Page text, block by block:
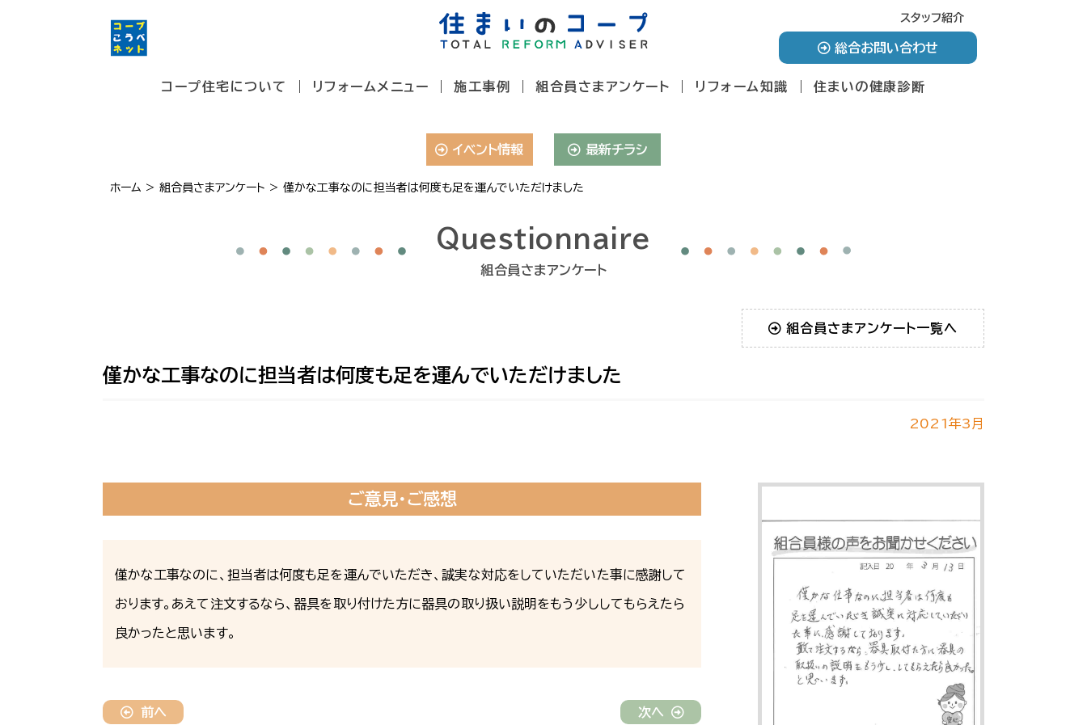
スタッフ紹介
総合お問い合わせ
コープ住宅について リフォームメニュー 施工事例 組合員さまアンケート リフォーム知識 住まいの健康診断
イベント情報 最新チラシ
ホーム > 組合員さまアンケート > 僅かな工事なのに担当者は何度も足を運んでいただけました
Questionnaire
組合員さまアンケート
組合員さまアンケート一覧へ
僅かな工事なのに担当者は何度も足を運んでいただけました
2021年3月
ご意見・ご感想
僅かな工事なのに、担当者は何度も足を運んでいただき、誠実な対応をしていただいた事に感謝して
おります。あえて注文するなら、器具を取り付けた方に器具の取り扱い説明をもう少ししてもらえたら
良かったと思います。
前へ 次へ